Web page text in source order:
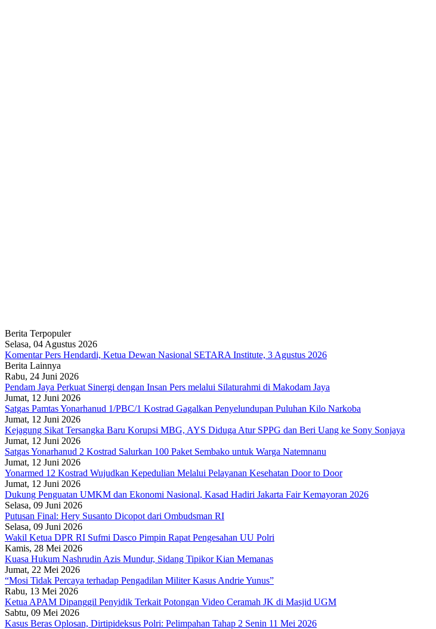
Berita Terpopuler
Selasa, 04 Agustus 2026
Komentar Pers Hendardi, Ketua Dewan Nasional SETARA Institute, 3 Agustus 2026
Berita Lainnya
Rabu, 24 Juni 2026
Pendam Jaya Perkuat Sinergi dengan Insan Pers melalui Silaturahmi di Makodam Jaya
Jumat, 12 Juni 2026
Satgas Pamtas Yonarhanud 1/PBC/1 Kostrad Gagalkan Penyelundupan Puluhan Kilo Narkoba
Jumat, 12 Juni 2026
Kejagung Sikat Tersangka Baru Korupsi MBG, AYS Diduga Atur SPPG dan Beri Uang ke Sony Sonjaya
Jumat, 12 Juni 2026
Satgas Yonarhanud 2 Kostrad Salurkan 100 Paket Sembako untuk Warga Natemnanu
Jumat, 12 Juni 2026
Yonarmed 12 Kostrad Wujudkan Kepedulian Melalui Pelayanan Kesehatan Door to Door
Jumat, 12 Juni 2026
Dukung Penguatan UMKM dan Ekonomi Nasional, Kasad Hadiri Jakarta Fair Kemayoran 2026
Selasa, 09 Juni 2026
Putusan Final: Hery Susanto Dicopot dari Ombudsman RI
Selasa, 09 Juni 2026
Wakil Ketua DPR RI Sufmi Dasco Pimpin Rapat Pengesahan UU Polri
Kamis, 28 Mei 2026
Kuasa Hukum Nashrudin Azis Mundur, Sidang Tipikor Kian Memanas
Jumat, 22 Mei 2026
“Mosi Tidak Percaya terhadap Pengadilan Militer Kasus Andrie Yunus”
Rabu, 13 Mei 2026
Ketua APAM Dipanggil Penyidik Terkait Potongan Video Ceramah JK di Masjid UGM
Sabtu, 09 Mei 2026
Kasus Beras Oplosan, Dirtipideksus Polri: Pelimpahan Tahap 2 Senin 11 Mei 2026